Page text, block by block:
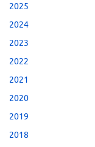
2025
2024
2023
2022
2021
2020
2019
2018